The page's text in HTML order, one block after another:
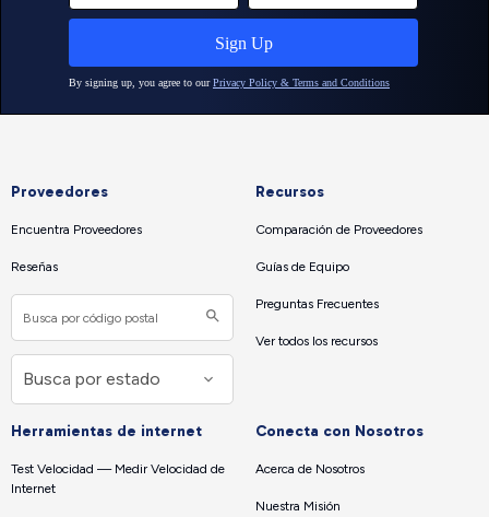
Proveedores
Encuentra Proveedores
Reseñas
Recursos
Comparación de Proveedores
Guías de Equipo
Preguntas Frecuentes
Ver todos los recursos
Herramientas de internet
Test Velocidad — Medir Velocidad de
Internet
Conecta con Nosotros
Acerca de Nosotros
Nuestra Misión